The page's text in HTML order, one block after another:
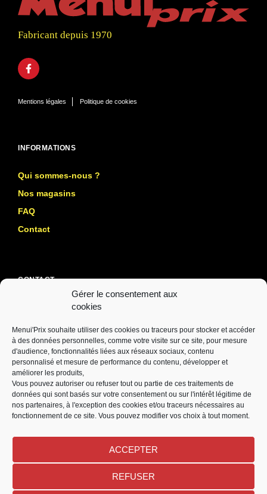
Gérer le consentement aux
cookies
Menui'Prix souhaite utiliser des cookies ou traceurs pour stocker et accéder
à des données personnelles, comme votre visite sur ce site, pour mesure
d'audience, fonctionnalités liées aux réseaux sociaux, contenu
personnalisé et mesure de performance du contenu, développer et
améliorer les produits,
Vous pouvez autoriser ou refuser tout ou partie de ces traitements de
données qui sont basés sur votre consentement ou sur l'intérêt légitime de
nos partenaires, à l'exception des cookies et/ou traceurs nécessaires au
fonctionnement de ce site. Vous pouvez modifier vos choix à tout moment.
ACCEPTER
REFUSER
Fabricant depuis 1970
Mentions légales Politique de cookies
INFORMATIONS
Qui sommes-nous ?
Nos magasins
FAQ
Contact
CONTACT
Zone du Mourillon
56630 QUEVEN
contact@menuiprix.fr
02 97 21 13 13
NEWSLETTER